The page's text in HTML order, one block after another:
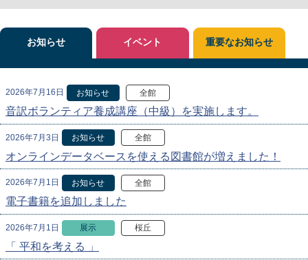
お知らせ
2026年7月16日 お知らせ 全館
音訳ボランティア養成講座（中級）を実施します。
2026年7月3日 お知らせ 全館
オンラインデータベースを使える図書館が増えました！
2026年7月1日 お知らせ 全館
電子書籍を追加しました
2026年7月1日 展示 桜丘
「 平和を考える 」
イベント 重要なお知らせ